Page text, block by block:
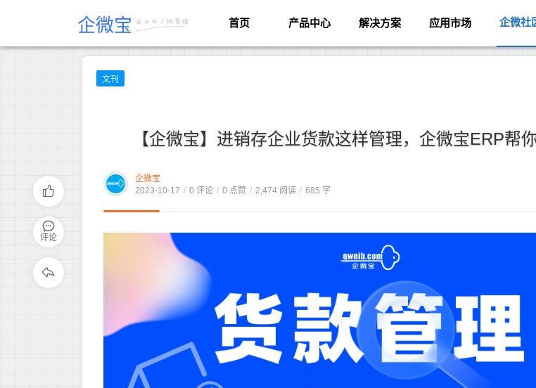
企微宝 首页 产品中心 解决方案 应用市场 企微社
文刊
【企微宝】进销存企业货款这样管理，企微宝ERP帮
企微宝
2023-10-17 / 0 评论 / 0 点赞 / 2,474 阅读 / 685 字
评论